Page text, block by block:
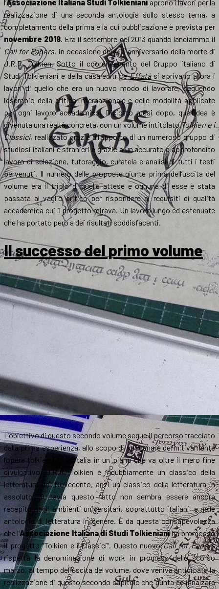
l’Associazione Italiana Studi Tolkieniani aprono i lavori per la
realizzazione di una seconda antologia sullo stesso tema, a
completamento della prima e la cui pubblicazione è prevista per
novembre 2018. Era il settembre del 2013 quando lanciammo il
Call for Papers, in occasione del 40° anniversario della morte di
J.R.R. Tolkien. Sotto il coordinamento del Gruppo italiano di
Studi Tolkieniani e della casa editriceEffatàsi aprivano allora i
lavori di quello che era un nuovo modo di lavorare, seguendo
l’esempio della critica internazionale e delle modalità applicate
per ogni lavoro accademico. Diciotto mesi dopo, quell’idea è
divenuta una realtà concreta, con un volume intitolatoTolkien e i
Classici, realizzato grazie all’apporto di un numeroso gruppo di
studiosi italiani e stranieri e grazie a un accurato e approfondito
lavoro di selezione, tutoraggio, curatela e analisi di tutti i testi
pervenuti. Il numero delle proposte giunte prima dell’uscita del
volume era il triplo di quelle attese e ognuna di esse è stata
passata al vaglio critico per rispondere ai requisiti di qualità
accademica cui il progetto mirava. Un lavoro lungo ed estenuate
che ha portato però a dei risultati soddisfacenti.
Il successo del primo volume
L’obiettivo di questo secondo volume segue il percorso tracciato
dalla prima esperienza, allo scopo di sdoganare definitivamente
l’opera tolkieniana in Italia in un piano che va oltre il mero fine
divulgativo. J.R.R. Tolkien è indubbiamente un classico della
letteratura del Novecento, anzi un classico della letteratura in
assoluto. Tuttavia questo fatto non sembra essere ancora
recepito negli ambienti universitari, soprattutto italiani, e nelle
antologie di letteratura in genere. È da questa consapevolezza
che l’Associazione Italiana di Studi Tolkienianiha promosso
il progetto “Tolkien e i Classici”. Questo nuovoCall for Papers
rispetta la denominazione di work in progress dello scorso
marzo, ai tempo dell’uscita del volume, dove veniva anticipata la
realizzazione di questo secondo capitolo che punta ad innalzare